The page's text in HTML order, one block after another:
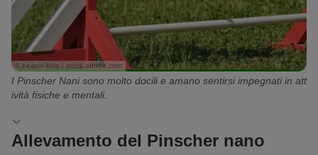
© beatrix kido / stock.adobe.com
I Pinscher Nani sono molto docili e amano sentirsi impegnati in att
ività fisiche e mentali.
Allevamento del Pinscher nano